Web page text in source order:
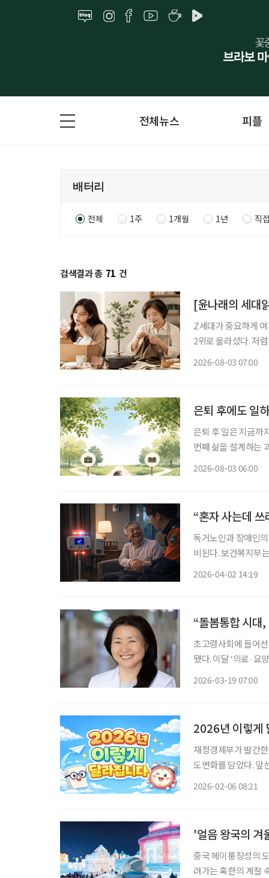
전체뉴스 피플
전체 1주 1개월 1년 직
검색결과 총 71 건
[윤나래의 세대
Z세대가 중요하게
2위로 올라섰다. 저
2026-08-03 07:00
은퇴 후에도 일
은퇴 후 일은 지금까
번째 삶을 설계하는 과정이다. 은퇴를 앞뒀거나 회사를 나온 뒤
2026-08-03 06:00
“혼자 사는데
독거노인과 장애인
비된다. 보건복지부
2026-04-02 14:19
“돌봄통합 시대
초고령사회에 들어
됐다. 이달 ‘의료·요
2026-03-19 07:00
2026년 이렇게
재정경제부가 발간
도변화를 담았다. 앞
2026-02-06 08:21
'얼음 왕국의 겨
중국 헤이룽장성의
려가는 혹한의 계절